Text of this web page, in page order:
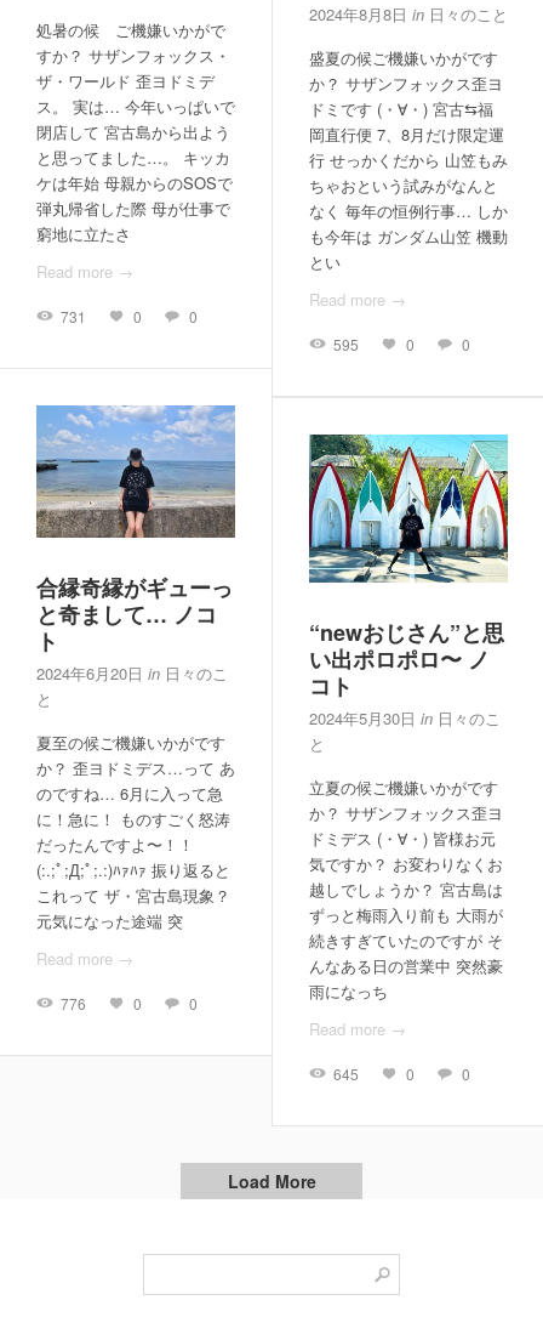
処暑の候 ご機嫌いかがで
すか？ サザンフォックス・
ザ・ワールド 歪ヨドミデ
ス。 実は… 今年いっぱいで
閉店して 宮古島から出よう
と思ってました…。 キッカ
ケは年始 母親からのSOSで
弾丸帰省した際 母が仕事で
窮地に立たさ
Read more →
731 0 0
2024年8月8日 in 日々のこと
盛夏の候ご機嫌いかがです
か？ サザンフォックス歪ヨ
ドミです (・∀・) 宮古⇆福
岡直行便 7、8月だけ限定運
行 せっかくだから 山笠もみ
ちゃおという試みがなんと
なく 毎年の恒例行事… しか
も今年は ガンダム山笠 機動
とい
Read more →
595 0 0
合縁奇縁がギューっ
と奇まして… ノコ
ト
2024年6月20日 in 日々のこ
と
夏至の候ご機嫌いかがです
か？ 歪ヨドミデス…って あ
のですね… 6月に入って急
に！急に！ ものすごく怒涛
だったんですよ〜！！
(:.;ﾟ;Д;ﾟ;.:)ﾊｧﾊｧ 振り返ると
これって ザ・宮古島現象？
元気になった途端 突
Read more →
776 0 0
“newおじさん”と思
い出ポロポロ〜 ノ
コト
2024年5月30日 in 日々のこ
と
立夏の候ご機嫌いかがです
か？ サザンフォックス歪ヨ
ドミデス (・∀・) 皆様お元
気ですか？ お変わりなくお
越しでしょうか？ 宮古島は
ずっと梅雨入り前も 大雨が
続きすぎていたのですが そ
んなある日の営業中 突然豪
雨になっち
Read more →
645 0 0
Load More